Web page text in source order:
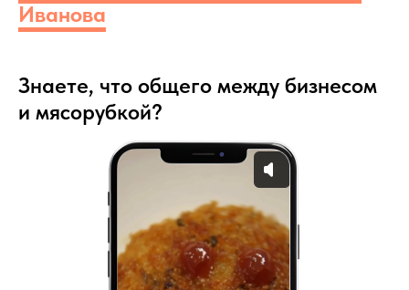
Иванова
Знаете, что общего между бизнесом
и мясорубкой?